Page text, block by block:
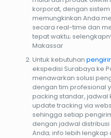
korporat, dengan
memungkinkan Anda
secara real-time dan
tepat waktu;
Makassar
Untuk kebutuhan
ekspedisi Surabaya ke
menawarkan solusi
dengan tim profesional
packing standar, jadwal
update tracking via
sehingga setiap
dengan jadwal
Anda; info lebih lengkap